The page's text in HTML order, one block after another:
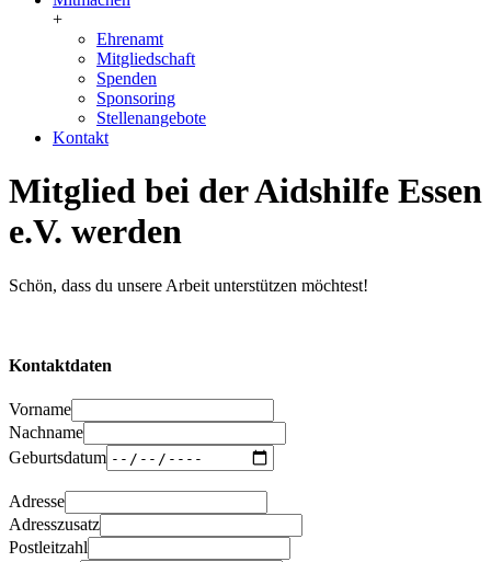
+
Ehrenamt
Mitgliedschaft
Spenden
Sponsoring
Stellenangebote
Kontakt
Mitglied bei der Aidshilfe Essen
e.V. werden
Schön, dass du unsere Arbeit unterstützen möchtest!
Kontaktdaten
Vorname
Nachname
Geburtsdatum
Adresse
Adresszusatz
Postleitzahl